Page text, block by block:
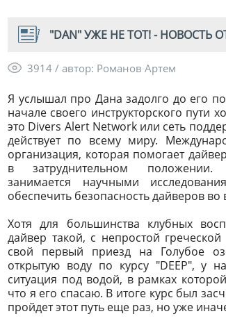
"DAN" УЖЕ НЕ ТОТ! - НОВОСТЬ
3914 / автор: Романов Артем
Я услышал про Дана задолго до его
начале своего инструкторского пути
это Divers Alert Network или сеть
действует по всему миру.
организация, которая помогает
в затруднительном положении.
занимается научными
обеспечить безопасность дайверов
Хотя для большинства клубных
дайвер такой, с непростой
свой первый приезд на Голубое
открытую воду по курсу "DEEP", у
ситуация под водой, в рамках
что я его спасаю. В итоге курс был
пройдет этот путь еще раз, но уже